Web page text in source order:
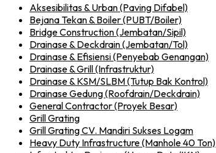
Aksesibilitas & Urban (Paving Difabel)
Bejana Tekan & Boiler (PUBT/Boiler)
Bridge Construction (Jembatan/Sipil)
Drainase & Deckdrain (Jembatan/Tol)
Drainase & Efisiensi (Penyebab Genangan)
Drainase & Grill (Infrastruktur)
Drainase & KSM/SLBM (Tutup Bak Kontrol)
Drainase Gedung (Roofdrain/Deckdrain)
General Contractor (Proyek Besar)
Grill Grating
Grill Grating CV. Mandiri Sukses Logam
Heavy Duty Infrastructure (Manhole 40 Ton)